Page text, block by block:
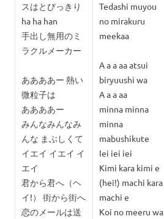
スはとびっきり
ha ha han
手出し無用のミ
ラクルメーカー
ああああー 熱い
微粒子は
ああああー
みんなみんなみ
んな まぶしくて
イエイ イエイ イ
エイ
君から君へ（ヘ
イ!） 街から街へ
恋のメールは送
Tedashi muyou
no mirakuru
meekaa
A a a aa atsui
biryuushi wa
A a a aa
minna minna
minna
mabushikute
Iei iei iei
Kimi kara kimi e
(hei!) machi kara
machi e
Koi no meeru wa